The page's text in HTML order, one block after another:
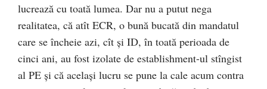
lucrează cu toată lumea. Dar nu a putut nega
realitatea, că atît ECR, o bună bucată din mandatul
care se încheie azi, cît și ID, în toată perioada de
cinci ani, au fost izolate de establishment-ul stîngist
al PE și că același lucru se pune la cale acum contra